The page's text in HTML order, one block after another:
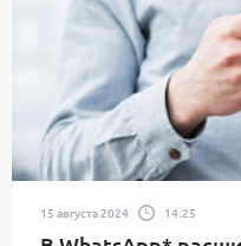
15 августа 2024 14:25